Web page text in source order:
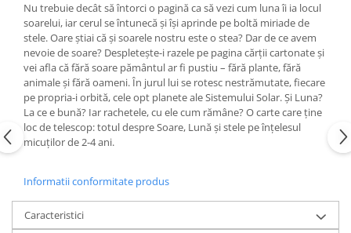
Editura Frontiera
Editura Gama
Editura Kreativ
Editura Litera
Editura Lizuka Educativ
Editura Nemira
Editura Pandora M
Editura Portocala Albastră
Nu trebuie decât să întorci o pagină ca să vezi cum luna îi ia locul
soarelui, iar cerul se întunecă și își aprinde pe boltă miriade de
stele. Oare știai că și soarele nostru este o stea? Dar de ce avem
nevoie de soare? Despletește-i razele pe pagina cărții cartonate și
vei afla că fără soare pământul ar fi pustiu – fără plante, fără
animale și fără oameni. În jurul lui se rotesc nestrămutate, fiecare
pe propria-i orbită, cele opt planete ale Sistemului Solar. Și Luna?
La ce e bună? Iar rachetele, cu ele cum rămâne? O carte care ține
loc de telescop: totul despre Soare, Lună și stele pe înțelesul
micuților de 2-4 ani.
Informatii conformitate produs
Caracteristici